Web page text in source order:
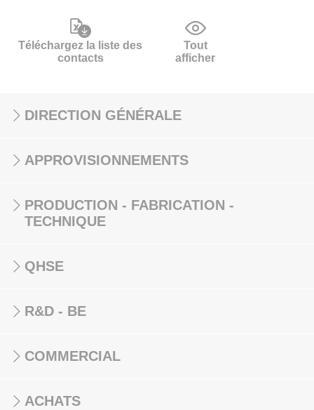
Téléchargez la liste des
contacts
Tout
afficher
DIRECTION GÉNÉRALE
APPROVISIONNEMENTS
PRODUCTION - FABRICATION -
TECHNIQUE
QHSE
R&D - BE
COMMERCIAL
ACHATS